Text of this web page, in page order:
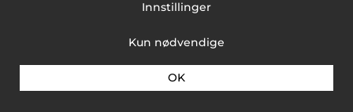
Innstillinger
Kun nødvendige
OK